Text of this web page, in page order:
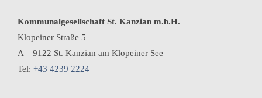
Kommunalgesellschaft St. Kanzian m.b.H.
Klopeiner Straße 5
A – 9122 St. Kanzian am Klopeiner See
Tel: +43 4239 2224